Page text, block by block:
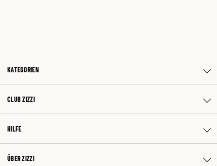
KATEGORIEN
CLUB ZIZZI
HILFE
ÜBER ZIZZI